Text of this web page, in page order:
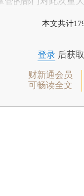
本文共计
登录后获
财新通会员
可畅读全文